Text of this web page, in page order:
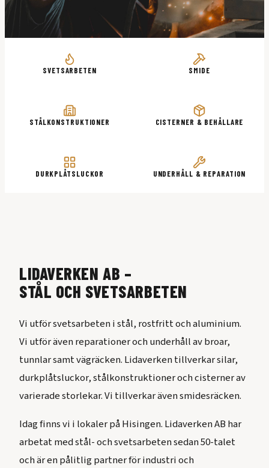
SVETSARBETEN SMIDE
STÅLKONSTRUKTIONER CISTERNER & BEHÅLLARE
DURKPLÅTSLUCKOR UNDERHÅLL & REPARATION
LIDAVERKEN AB –
STÅL OCH SVETSARBETEN
Vi utför svetsarbeten i stål, rostfritt och aluminium.
Vi utför även reparationer och underhåll av broar,
tunnlar samt vägräcken. Lidaverken tillverkar silar,
durkplåtsluckor, stålkonstruktioner och cisterner av
varierade storlekar. Vi tillverkar även smidesräcken.
Idag finns vi i lokaler på Hisingen. Lidaverken AB har
arbetat med stål- och svetsarbeten sedan 50-talet
och är en pålitlig partner för industri och